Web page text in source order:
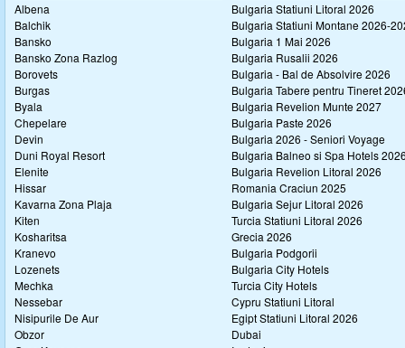
Albena
Balchik
Bansko
Bansko Zona Razlog
Borovets
Burgas
Byala
Chepelare
Devin
Duni Royal Resort
Elenite
Hissar
Kavarna Zona Plaja
Kiten
Kosharitsa
Kranevo
Lozenets
Mechka
Nessebar
Nisipurile De Aur
Obzor
Bulgaria Statiuni Litoral 2026
Bulgaria Statiuni Montane 2026-
Bulgaria 1 Mai 2026
Bulgaria Rusalii 2026
Bulgaria - Bal de Absolvire 2026
Bulgaria Tabere pentru Tineret
Bulgaria Revelion Munte 2027
Bulgaria Paste 2026
Bulgaria 2026 - Seniori Voyage
Bulgaria Balneo si Spa Hotels
Bulgaria Revelion Litoral 2026
Romania Craciun 2025
Bulgaria Sejur Litoral 2026
Turcia Statiuni Litoral 2026
Grecia 2026
Bulgaria Podgorii
Bulgaria City Hotels
Turcia City Hotels
Cypru Statiuni Litoral
Egipt Statiuni Litoral 2026
Dubai